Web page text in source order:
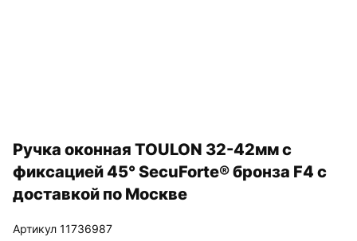
Ручка оконная TOULON 32-42мм с
фиксацией 45° SecuForte® бронза F4 с
доставкой по Москве
Артикул 11736987